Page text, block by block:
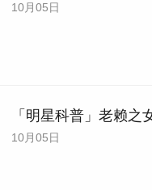
10月05日
「明星科普」老赖之
10月05日